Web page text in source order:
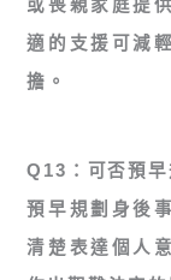
或喪親家庭提
適的支援可減
擔。
Q13：可否預早
預早規劃身後
清楚表達個人